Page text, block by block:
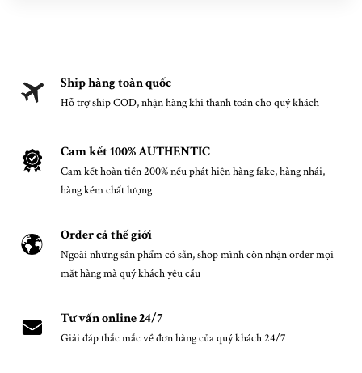
Ship hàng toàn quốc
Hỗ trợ ship COD, nhận hàng khi thanh toán cho quý khách
Cam kết 100% AUTHENTIC
Cam kết hoàn tiền 200% nếu phát hiện hàng fake, hàng nhái,
hàng kém chất lượng
Order cả thế giới
Ngoài những sản phẩm có sẵn, shop mình còn nhận order mọi
mặt hàng mà quý khách yêu cầu
Tư vấn online 24/7
Giải đáp thắc mắc về đơn hàng của quý khách 24/7